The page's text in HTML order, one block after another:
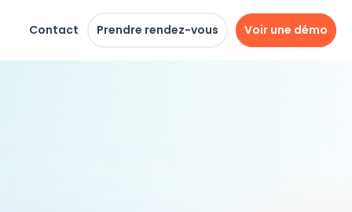
Contact Prendre rendez-vous Voir une démo